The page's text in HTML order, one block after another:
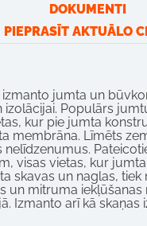
DOKUMENTI
PIEPRASĪT AKTUĀLO
izmanto jumta un
izolācijai. Populārs
kur pie jumta
membrāna. Līmēts
nelīdzenumus.
visas vietas, kur
skavas un naglas, tiek
un mitruma iekļūšanas
Izmanto arī kā skaņas